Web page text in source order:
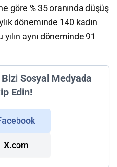
göre % 35 oranında düşüş
döneminde 140 kadın
aynı döneminde 91
Sosyal Medyada
Edin!
X.com